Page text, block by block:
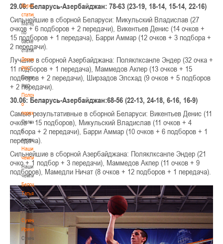
баскетбольной
статистике
Материалы
по
баскетбольной
статистике
Документы
РКС
Документы
РКС
Положение
о
переходах
Положение
о
переходах
Наши
чемпионы
Наши
чемпионы
Белошапко
Татьяна
Белошапко
Татьяна
Сумникова
Ирина
Сумникова
29.06: Беларусь-Азербайджан: 78-63 (23-19, 18-14, 15-14, 22-16)
Сильнейшие в сборной Беларуси: Микульский Владислав (27
очков + 6 подборов + 2 передачи), Викентьев Денис (14 очков +
15 подборов + 1 передача), Барри Аммар (12 очков + 3 подбора +
2 передачи).
Лучшие в сборной Азербайджана: Поляклксанле Эндер (32 очка +
11 подборов + 1 передача), Маммедов Акпер (13 очков + 15
подборов + 2 передачи), Ширзадов Элсхад (9 очков + 5 подборов
+ 2 передачи).
30.06: Беларусь-Азербайджан:68-56 (22-13, 24-18, 6-16, 16-9)
Самые результативные в сборной Беларуси: Викентьев Денис (11
очков + 15 подборов), Микульский Владислав (11 очков + 4
подбора + 2 передачи), Барри Аммар (10 очков + 6 подборов + 1
передача).
Сильнейшие в сборной Азербайджана: Поляклксанле Эндер (21
очко + 1 подбор + 3 передачи), Маммедов Акпер (11 очков + 9
подборов), Мамедли Ничат (8 очков + 12 подборов + 1 передача).